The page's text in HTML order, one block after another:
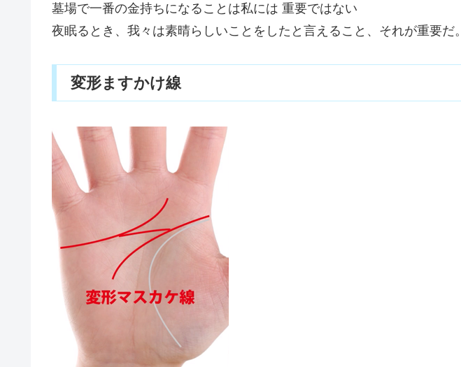
墓場で一番の金持ちになることは私には 重要ではない
夜眠るとき、我々は素晴らしいことをしたと言えること、それが重要だ。
変形ますかけ線